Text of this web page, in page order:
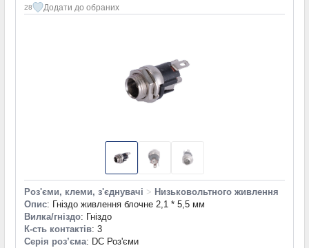
28 Додати до обраних
Роз'єми, клеми, з'єднувачі > Низьковольтного живлення
Опис: Гніздо живлення блочне 2,1 * 5,5 мм
Вилка/гніздо: Гніздо
К-сть контактів: 3
Серія роз’єма: DC Роз'єми